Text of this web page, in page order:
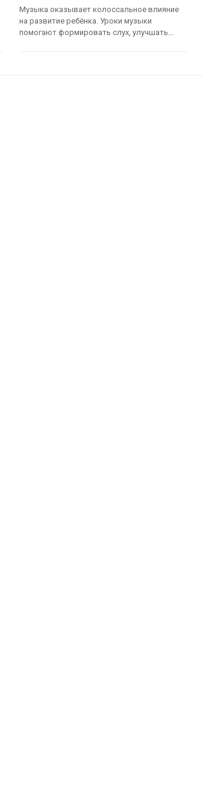
Музыка оказывает колоссальное влияние
на развитие ребёнка. Уроки музыки
помогают формировать слух, улучшать…